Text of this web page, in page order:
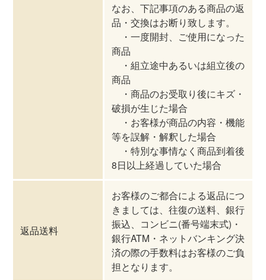
なお、下記事項のある商品の返
品・交換はお断り致します。
・一度開封、ご使用になった
商品
・組立途中あるいは組立後の
商品
・商品のお受取り後にキズ・
破損が生じた場合
・お客様が商品の内容・機能
等を誤解・解釈した場合
・特別な事情なく商品到着後
8日以上経過していた場合
返品送料
お客様のご都合による返品につ
きましては、往復の送料、銀行
振込、コンビニ(番号端末式)・
銀行ATM・ネットバンキング決
済の際の手数料はお客様のご負
担となります。